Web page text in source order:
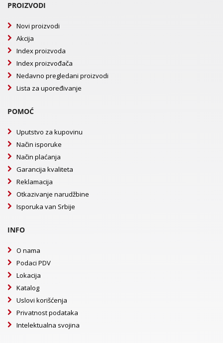
PROIZVODI
Novi proizvodi
Akcija
Index proizvoda
Index proizvođača
Nedavno pregledani proizvodi
Lista za upoređivanje
POMOĆ
Uputstvo za kupovinu
Način isporuke
Način plaćanja
Garancija kvaliteta
Reklamacija
Otkazivanje narudžbine
Isporuka van Srbije
INFO
O nama
Podaci PDV
Lokacija
Katalog
Uslovi korišćenja
Privatnost podataka
Intelektualna svojina